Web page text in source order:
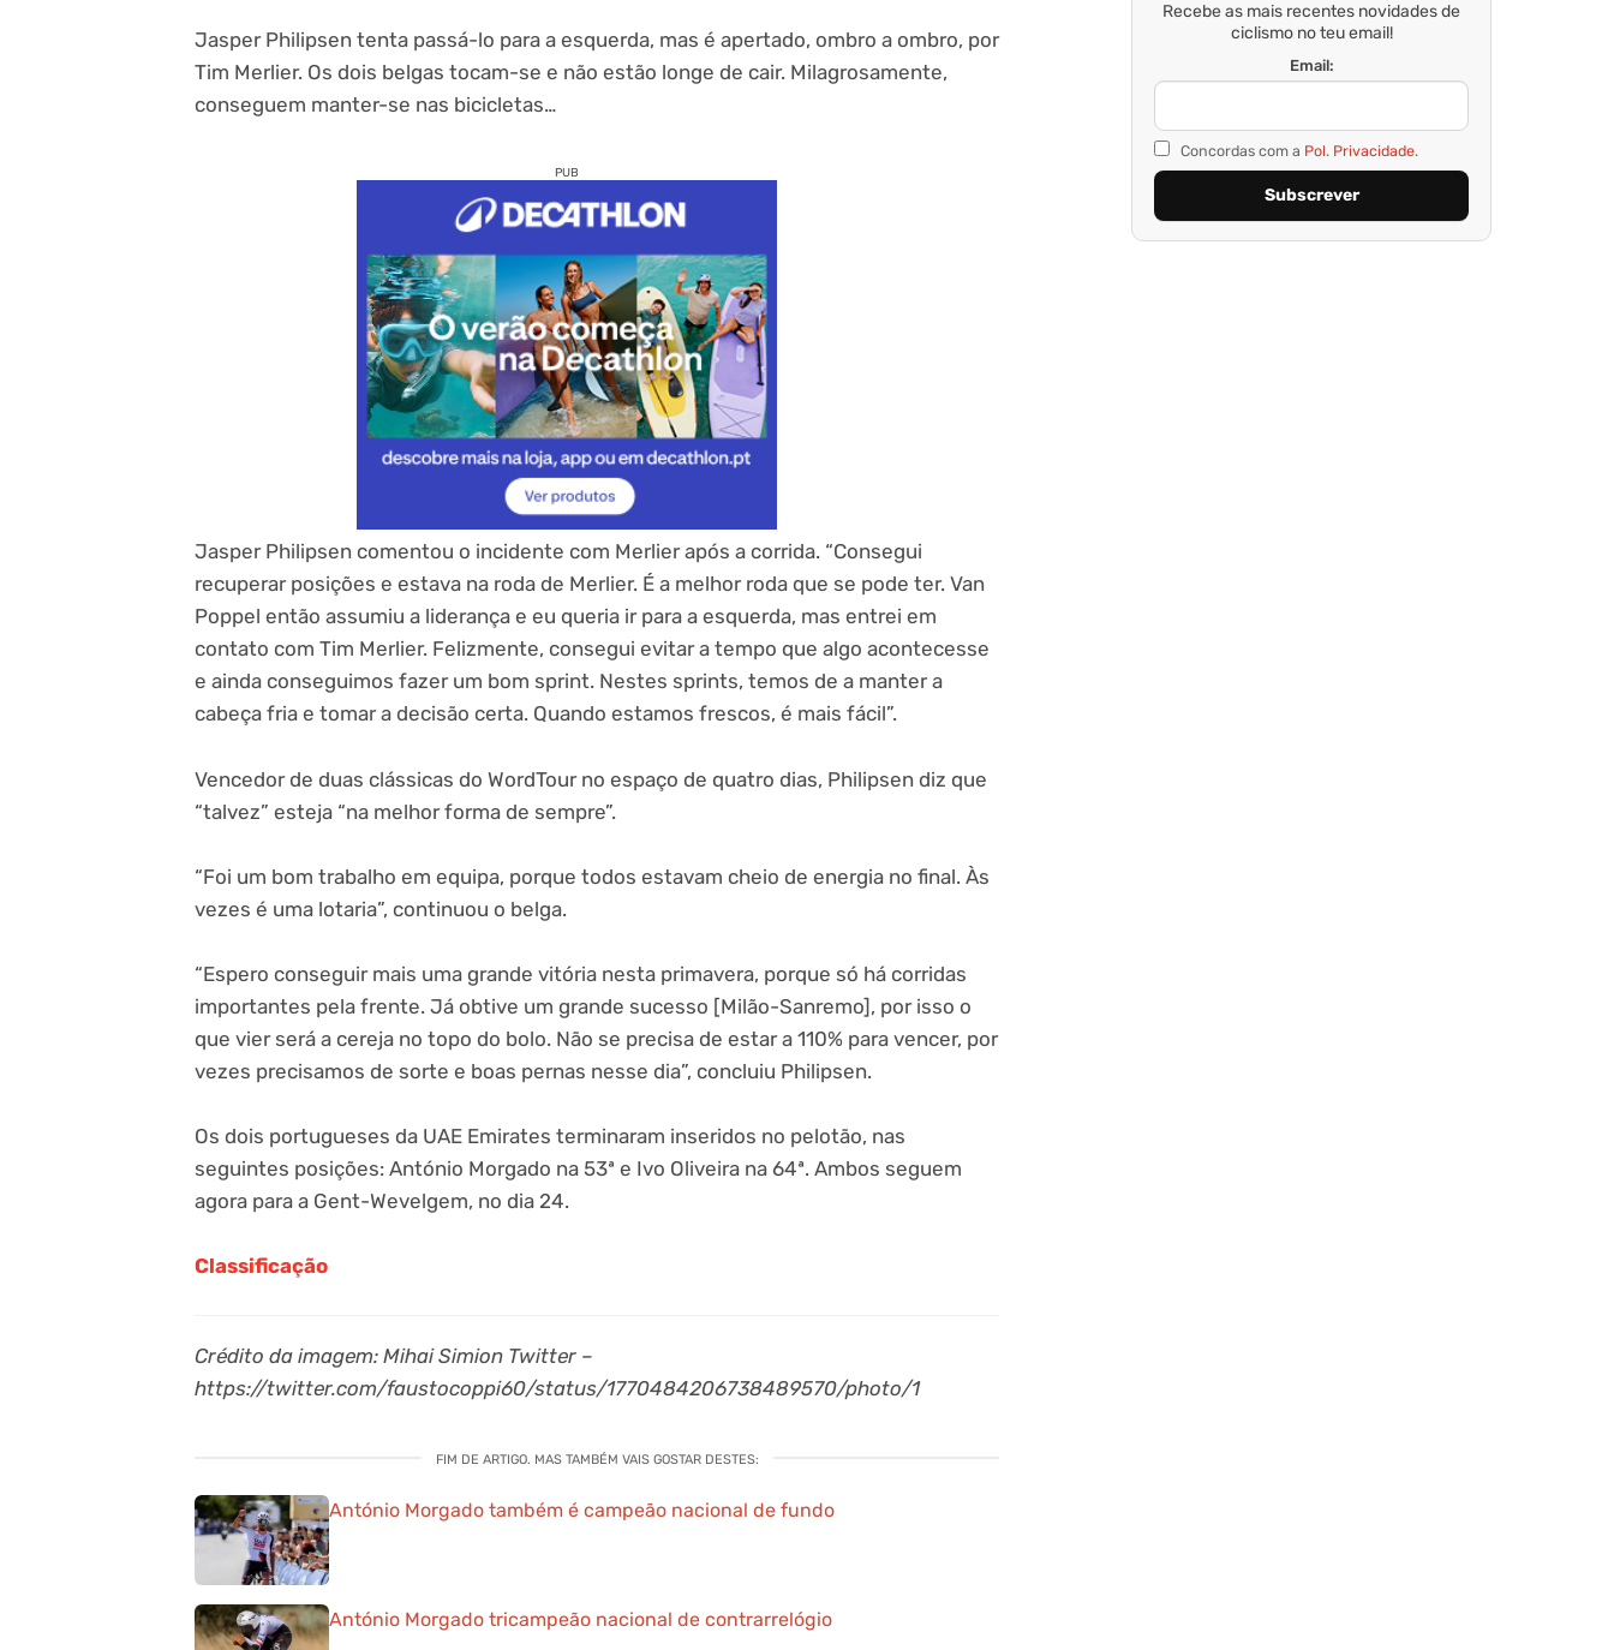
Jasper Philipsen tenta passá-lo para a esquerda, mas é apertado, ombro a ombro, por
Tim Merlier. Os dois belgas tocam-se e não estão longe de cair. Milagrosamente,
conseguem manter-se nas bicicletas…
PUB
Jasper Philipsen comentou o incidente com Merlier após a corrida. “Consegui
recuperar posições e estava na roda de Merlier. É a melhor roda que se pode ter. Van
Poppel então assumiu a liderança e eu queria ir para a esquerda, mas entrei em
contato com Tim Merlier. Felizmente, consegui evitar a tempo que algo acontecesse
e ainda conseguimos fazer um bom sprint. Nestes sprints, temos de a manter a
cabeça fria e tomar a decisão certa. Quando estamos frescos, é mais fácil”.
Vencedor de duas clássicas do WordTour no espaço de quatro dias, Philipsen diz que
“talvez” esteja “na melhor forma de sempre”.
“Foi um bom trabalho em equipa, porque todos estavam cheio de energia no final. Às
vezes é uma lotaria”, continuou o belga.
“Espero conseguir mais uma grande vitória nesta primavera, porque só há corridas
importantes pela frente. Já obtive um grande sucesso [Milão-Sanremo], por isso o
que vier será a cereja no topo do bolo. Não se precisa de estar a 110% para vencer, por
vezes precisamos de sorte e boas pernas nesse dia”, concluiu Philipsen.
Os dois portugueses da UAE Emirates terminaram inseridos no pelotão, nas
seguintes posições: António Morgado na 53ª e Ivo Oliveira na 64ª. Ambos seguem
agora para a Gent-Wevelgem, no dia 24.
Classificação
Crédito da imagem: Mihai Simion Twitter –
https://twitter.com/faustocoppi60/status/1770484206738489570/photo/1
FIM DE ARTIGO. MAS TAMBÉM VAIS GOSTAR DESTES:
António Morgado também é campeão nacional de fundo
António Morgado tricampeão nacional de contrarrelógio
Recebe as mais recentes novidades de
ciclismo no teu email!
Email:
Concordas com a Pol. Privacidade.